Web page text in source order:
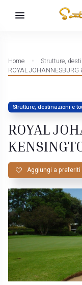
Home
Strutture,
ROYAL JOHANNESBURG
Strutture, destinazioni e
ROYAL
Aggiungi a preferiti